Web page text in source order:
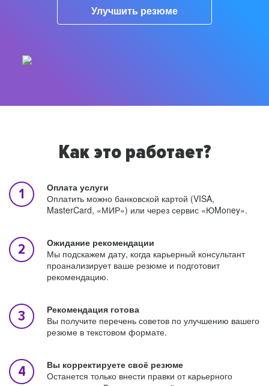
Улучшить резюме
Как это работает?
Оплата услуги
Оплатить можно банковской картой (VISA,
MasterCard, «МИР») или через сервис «ЮMoney».
Ожидание рекомендации
Мы подскажем дату, когда карьерный консультант
проанализирует ваше резюме и подготовит
рекомендацию.
Рекомендация готова
Вы получите перечень советов по улучшению вашего
резюме в текстовом формате.
Вы корректируете своё резюме
Останется только внести правки от карьерного